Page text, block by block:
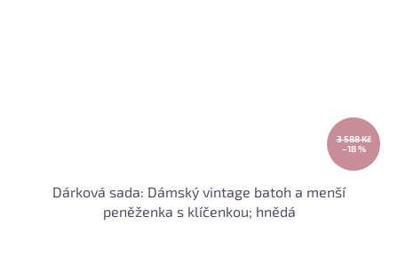
3 588 Kč
–18 %
Dárková sada: Dámský vintage batoh a menší
peněženka s klíčenkou; hnědá